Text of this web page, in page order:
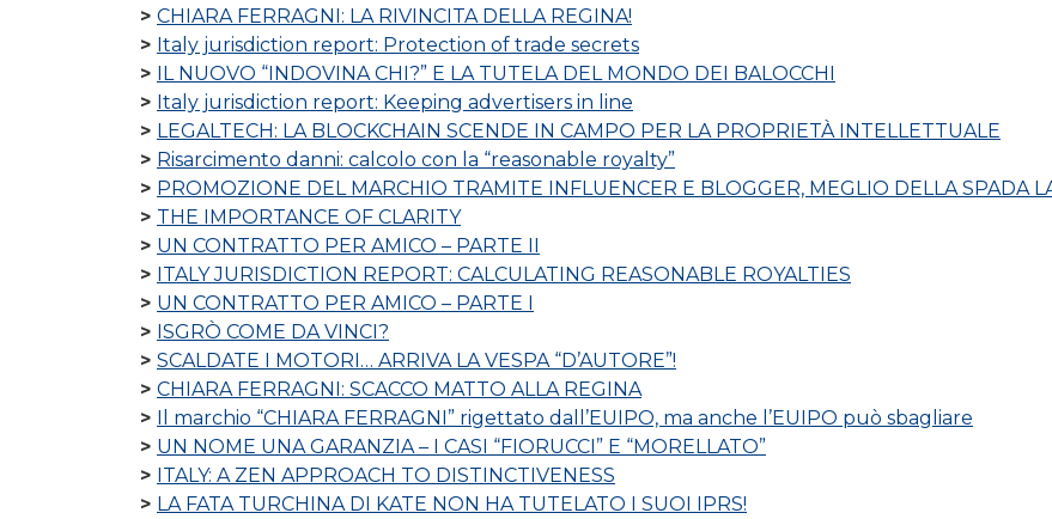
CHIARA FERRAGNI: LA RIVINCITA DELLA REGINA!
Italy jurisdiction report: Protection of trade secrets
IL NUOVO “INDOVINA CHI?” E LA TUTELA DEL MONDO DEI BALOCCHI
Italy jurisdiction report: Keeping advertisers in line
LEGALTECH: LA BLOCKCHAIN SCENDE IN CAMPO PER LA PROPRIETÀ INTELLETTUALE
Risarcimento danni: calcolo con la “reasonable royalty”
PROMOZIONE DEL MARCHIO TRAMITE INFLUENCER E BLOGGER, MEGLIO DELLA SPADA
THE IMPORTANCE OF CLARITY
UN CONTRATTO PER AMICO – PARTE II
ITALY JURISDICTION REPORT: CALCULATING REASONABLE ROYALTIES
UN CONTRATTO PER AMICO – PARTE I
ISGRÒ COME DA VINCI?
SCALDATE I MOTORI… ARRIVA LA VESPA “D’AUTORE”!
CHIARA FERRAGNI: SCACCO MATTO ALLA REGINA
Il marchio “CHIARA FERRAGNI” rigettato dall’EUIPO, ma anche l’EUIPO può sbagliare
UN NOME UNA GARANZIA – I CASI “FIORUCCI” E “MORELLATO”
ITALY: A ZEN APPROACH TO DISTINCTIVENESS
LA FATA TURCHINA DI KATE NON HA TUTELATO I SUOI IPRS!